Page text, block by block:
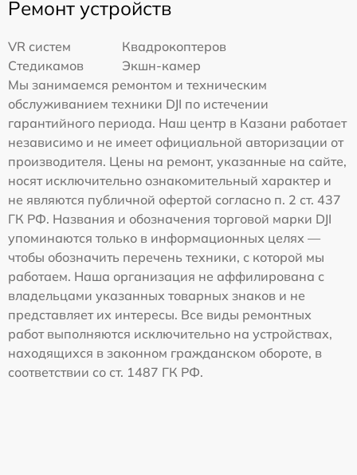
Ремонт устройств
VR систем
Квадрокоптеров
Стедикамов
Экшн-камер
Мы занимаемся ремонтом и техническим
обслуживанием техники DJI по истечении
гарантийного периода. Наш центр в Казани работает
независимо и не имеет официальной авторизации от
производителя. Цены на ремонт, указанные на сайте,
носят исключительно ознакомительный характер и
не являются публичной офертой согласно п. 2 ст. 437
ГК РФ. Названия и обозначения торговой марки DJI
упоминаются только в информационных целях —
чтобы обозначить перечень техники, с которой мы
работаем. Наша организация не аффилирована с
владельцами указанных товарных знаков и не
представляет их интересы. Все виды ремонтных
работ выполняются исключительно на устройствах,
находящихся в законном гражданском обороте, в
соответствии со ст. 1487 ГК РФ.